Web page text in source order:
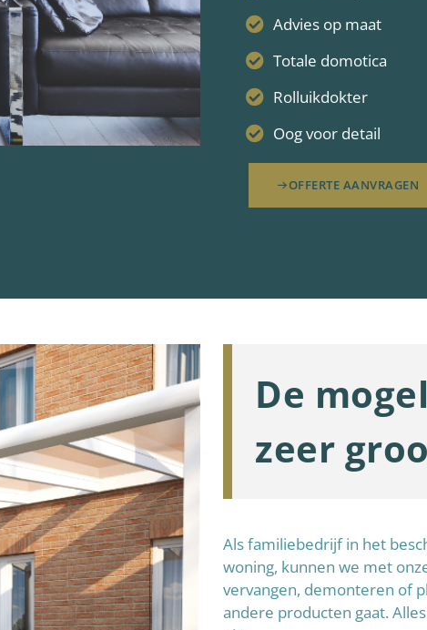
Advies op maat
Totale domotica
Rolluikdokter
Oog voor detail
OFFERTE AANVRAGEN
De
zeer
Als familiebedrijf in het
woning, kunnen we met
vervangen, demonteren of
andere producten gaat.